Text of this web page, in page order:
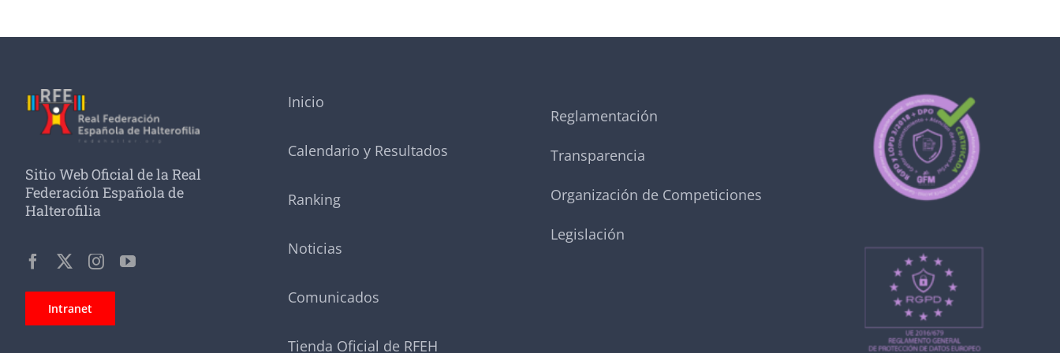
Sitio Web Oficial de la Real
Federación Española de
Halterofilia
Intranet
Inicio
Calendario y Resultados
Ranking
Noticias
Comunicados
Tienda Oficial de RFEH
Reglamentación
Transparencia
Organización de Competiciones
Legislación